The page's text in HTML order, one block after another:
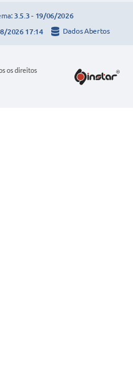
3.5.3 - 19/06/2026
2026 17:14 Dados Abertos
os direitos